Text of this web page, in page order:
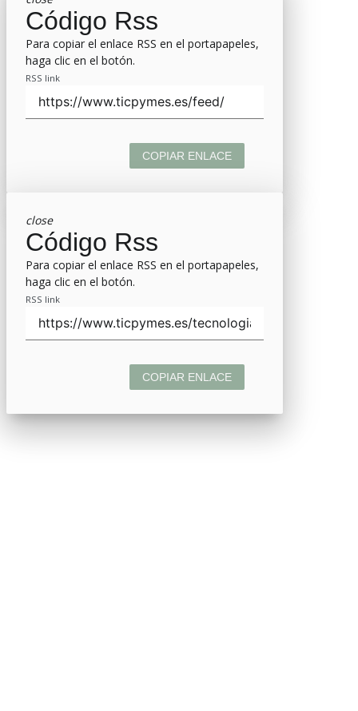
Código Rss
Para copiar el enlace RSS en el portapapeles,
haga clic en el botón.
RSS link
COPIAR ENLACE
close
Código Rss
Para copiar el enlace RSS en el portapapeles,
haga clic en el botón.
RSS link
COPIAR ENLACE